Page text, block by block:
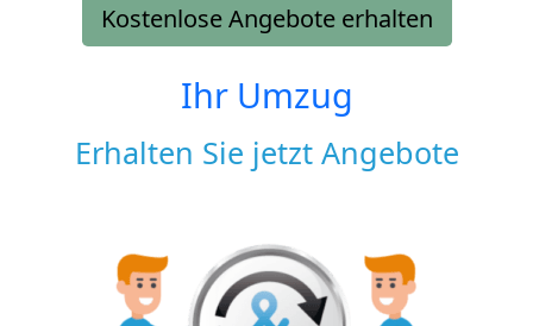
Kostenlose Angebote erhalten
Ihr Umzug
Erhalten Sie jetzt Angebote